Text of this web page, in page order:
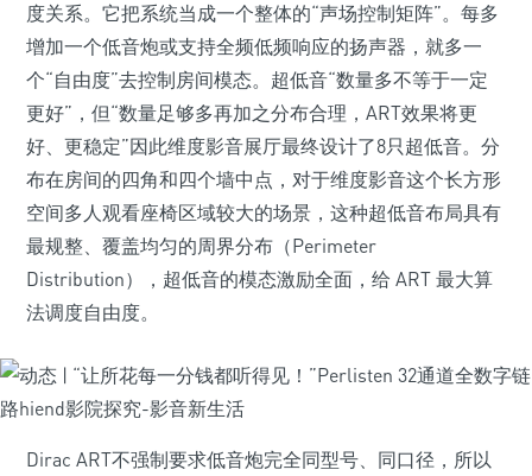
度关系。它把系统当成一个整体的“声场控制矩阵”。每多
增加一个低音炮或支持全频低频响应的扬声器，就多一
个“自由度”去控制房间模态。超低音“数量多不等于一定
更好”，但“数量足够多再加之分布合理，ART效果将更
好、更稳定”因此维度影音展厅最终设计了8只超低音。分
布在房间的四角和四个墙中点，对于维度影音这个长方形
空间多人观看座椅区域较大的场景，这种超低音布局具有
最规整、覆盖均匀的周界分布（Perimeter
Distribution），超低音的模态激励全面，给 ART 最大算
法调度自由度。
Dirac ART不强制要求低音炮完全同型号、同口径，所以